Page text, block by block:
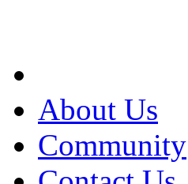
About Us
Community